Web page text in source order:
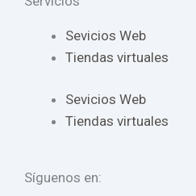
Sevicios Web
Tiendas virtuales
Sevicios Web
Tiendas virtuales
Síguenos en: